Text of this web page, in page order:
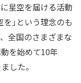
星空を届ける活動
」という理念のも
全国のさまざまな
を始めて10年
した。